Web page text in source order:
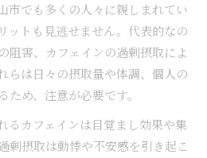
暮らしを両立する方法
健康維持を両立するコツ
ットとデメリットを知る
したコーヒー選びの基準
ーヒー生活の工夫集
賢いコーヒーの取り入れ方
市でも多くの人々に親しまれてい
ットも見逃せません。代表的なの
阻害、カフェインの過剰摂取によ
らは日々の摂取量や体調、個人の
め、注意が必要です。
るカフェインは目覚まし効果や集
剰摂取は動悸や不安感を引き起こ